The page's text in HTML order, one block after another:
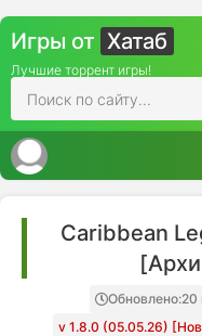
Игры от Хатаб
Лучшие торрент игры!
Caribbean
Обновлено:20
v 1.8.0 (05.05.26)